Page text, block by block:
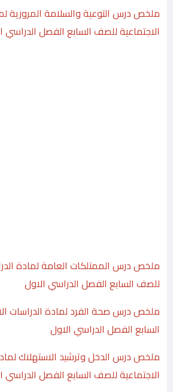
ملخص درس التوعية والسلامة المرورية
الاجتماعية للصف السابع الفصل الدراسي
ملخص درس الممتلكات العامة لمادة
للصف السابع الفصل الدراسي الاول
ملخص درس صحة الفرد لمادة الدراسات
السابع الفصل الدراسي الاول
ملخص درس الدخل وترشيد الاستهلاك
الاجتماعية للصف السابع الفصل الدراسي